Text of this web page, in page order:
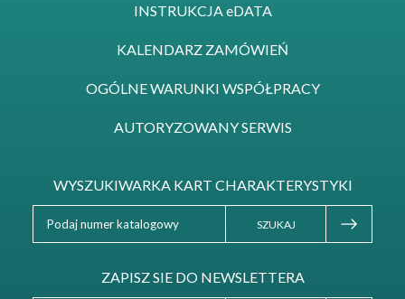
INSTRUKCJA eDATA
KALENDARZ ZAMÓWIEŃ
OGÓLNE WARUNKI WSPÓŁPRACY
AUTORYZOWANY SERWIS
WYSZUKIWARKA KART CHARAKTERYSTYKI
SZUKAJ
ZAPISZ SIE DO NEWSLETTERA